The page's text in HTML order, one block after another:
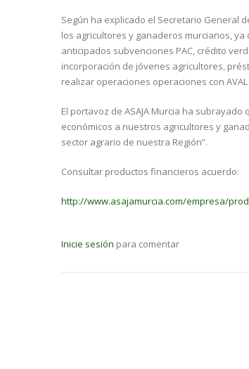
Según ha explicado el Secretario General
los agricultores y ganaderos murcianos,
anticipados subvenciones PAC, crédito
incorporación de jóvenes agricultores,
realizar operaciones operaciones con AVAL
El portavoz de ASAJA Murcia ha
económicos a nuestros agricultores y
sector agrario de nuestra Región”.
Consultar productos financieros acuerdo:
http://www.asajamurcia.com/empresa/
Inicie sesión para comentar